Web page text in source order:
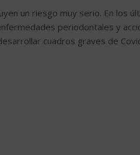
un riesgo muy serio. En los
periodontales y
cuadros graves de